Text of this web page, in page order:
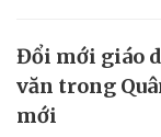
Đổi mới giáo
văn trong
mới